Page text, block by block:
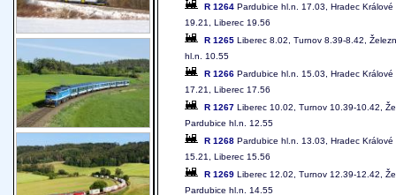
R 1264 Pardubice hl.n. 17.03, Hradec
19.21, Liberec 19.56
R 1265 Liberec 8.02, Turnov 8.39-8.42,
hl.n. 10.55
R 1266 Pardubice hl.n. 15.03, Hradec
17.21, Liberec 17.56
R 1267 Liberec 10.02, Turnov 10.39-10.42,
Pardubice hl.n. 12.55
R 1268 Pardubice hl.n. 13.03, Hradec
15.21, Liberec 15.56
R 1269 Liberec 12.02, Turnov 12.39-12.42,
Pardubice hl.n. 14.55